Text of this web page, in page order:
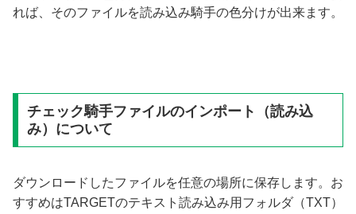
れば、そのファイルを読み込み騎手の色分けが出来ます。
チェック騎手ファイルのインポート（読み込
み）について
ダウンロードしたファイルを任意の場所に保存します。お
すすめはTARGETのテキスト読み込み用フォルダ（TXT）